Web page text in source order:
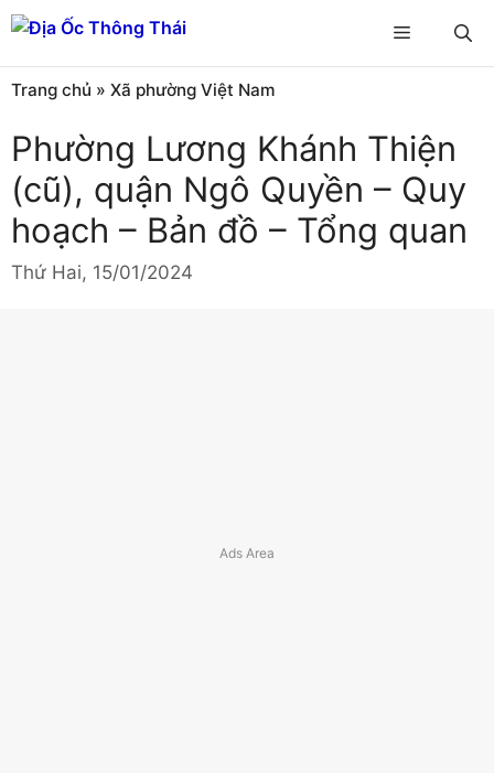
Chuyển
đến
nội
dung
Menu
Trang chủ » Xã phường Việt Nam
Phường Lương Khánh Thiện
(cũ), quận Ngô Quyền – Quy
hoạch – Bản đồ – Tổng quan
Thứ Hai, 15/01/2024